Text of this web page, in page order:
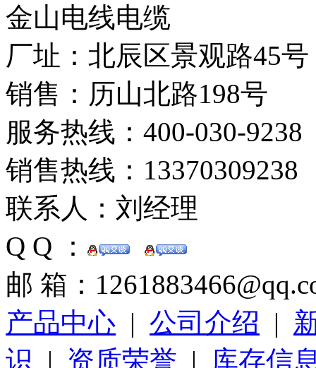
金山电线电缆
厂址：北辰区景观路45号
销售：历山北路198号
服务热线：400-030-9238
销售热线：13370309238
联系人：刘经理
Q Q ：
邮 箱：
产品中心 | 公司介绍 |
识 | 资质荣誉 | 库存信